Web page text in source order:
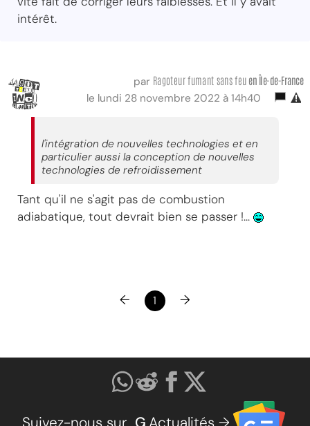
intérêt.
par Ragoteur fumant sans feu en Île-de-France
le lundi 28 novembre 2022 à 14h40
l'intégration de nouvelles technologies et en
particulier aussi la conception de nouvelles
technologies de refroidissement
Tant qu'il ne s'agit pas de combustion
adiabatique, tout devrait bien se passer !...
← 1 →
Suivez-nous sur G .Actualités →